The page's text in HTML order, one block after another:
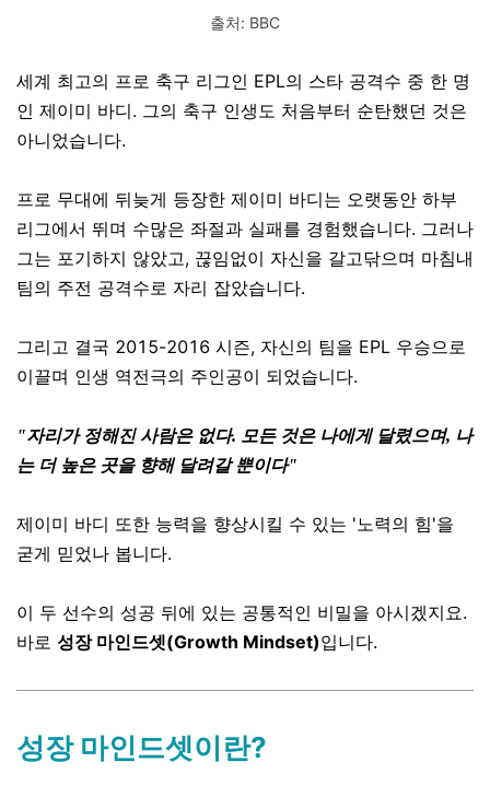
출처: BBC
세계 최고의 프로 축구 리그인 EPL의 스타 공격수 중 한 명
인 제이미 바디. 그의 축구 인생도 처음부터 순탄했던 것은
아니었습니다.
프로 무대에 뒤늦게 등장한 제이미 바디는 오랫동안 하부
리그에서 뛰며 수많은 좌절과 실패를 경험했습니다. 그러나
그는 포기하지 않았고, 끊임없이 자신을 갈고닦으며 마침내
팀의 주전 공격수로 자리 잡았습니다.
그리고 결국 2015-2016 시즌, 자신의 팀을 EPL 우승으로
이끌며 인생 역전극의 주인공이 되었습니다.
"자리가 정해진 사람은 없다. 모든 것은 나에게 달렸으며, 나
는 더 높은 곳을 향해 달려갈 뿐이다"
제이미 바디 또한 능력을 향상시킬 수 있는 '노력의 힘'을
굳게 믿었나 봅니다.
이 두 선수의 성공 뒤에 있는 공통적인 비밀을 아시겠지요.
바로 성장 마인드셋(Growth Mindset)입니다.
성장 마인드셋이란?